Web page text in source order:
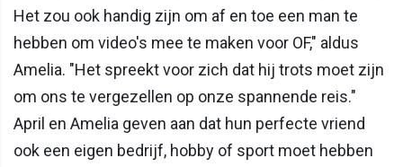
Het zou ook handig zijn om af en toe een man te
hebben om video's mee te maken voor OF," aldus
Amelia. "Het spreekt voor zich dat hij trots moet zijn
om ons te vergezellen op onze spannende reis."
April en Amelia geven aan dat hun perfecte vriend
ook een eigen bedrijf, hobby of sport moet hebben